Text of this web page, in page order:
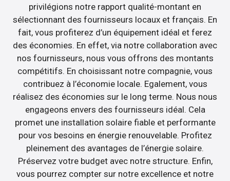
privilégions notre rapport qualité-montant en
sélectionnant des fournisseurs locaux et français. En
fait, vous profiterez d’un équipement idéal et ferez
des économies. En effet, via notre collaboration avec
nos fournisseurs, nous vous offrons des montants
compétitifs. En choisissant notre compagnie, vous
contribuez à l’économie locale. Egalement, vous
réalisez des économies sur le long terme. Nous nous
engageons envers des fournisseurs idéal. Cela
promet une installation solaire fiable et performante
pour vos besoins en énergie renouvelable. Profitez
pleinement des avantages de l’énergie solaire.
Préservez votre budget avec notre structure. Enfin,
vous pourrez compter sur notre excellence et notre